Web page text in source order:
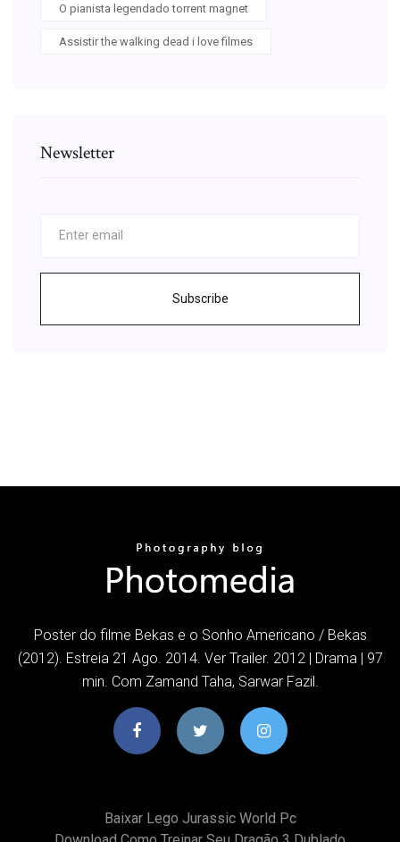
O pianista legendado torrent magnet
Assistir the walking dead i love filmes
Newsletter
Subscribe
Poster do filme Bekas e o Sonho Americano / Bekas
(2012). Estreia 21 Ago. 2014. Ver Trailer. 2012 | Drama | 97
min. Com Zamand Taha, Sarwar Fazil.
Baixar Lego Jurassic World Pc